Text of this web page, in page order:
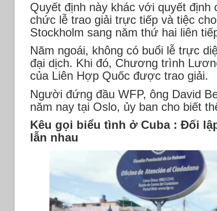
Quyết định này khác với quyết định
chức lễ trao giải trực tiếp và tiệc
Stockholm sang năm thứ hai liên
Năm ngoái, không có buổi lễ trực
đại dịch. Khi đó, Chương trình
của Liên Hợp Quốc được trao giải.
Người đứng đầu WFP, ông David
năm nay tại Oslo, ủy ban cho biết
Kêu gọi biểu tình ở Cuba : Đối
lẫn nhau